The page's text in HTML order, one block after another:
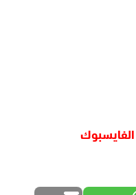
الفايسبوك